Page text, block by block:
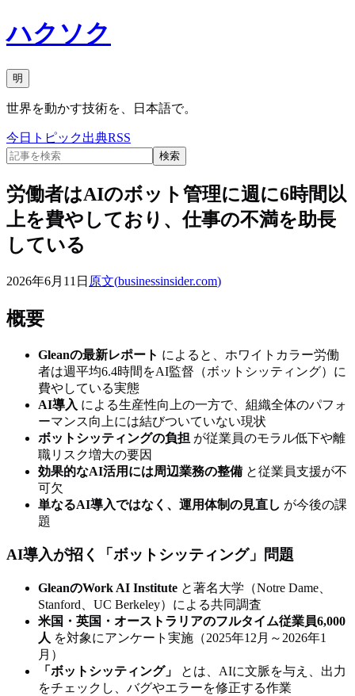
ハクソク
明
世界を動かす技術を、日本語で。
今日 トピック出典RSS
検索
労働者はAIのボット管理に週に6時間以
上を費やしており、仕事の不満を助長
している
2026年6月11日 原文(businessinsider.com)
概要
Gleanの最新レポート によると、ホワイトカラー労働
者は週平均6.4時間をAI監督（ボットシッティング）に
費やしている実態
AI導入 による生産性向上の一方で、組織全体のパフォ
ーマンス向上には結びついていない現状
ボットシッティングの負担 が従業員のモラル低下や離
職リスク増大の要因
効果的なAI活用には周辺業務の整備 と従業員支援が不
可欠
単なるAI導入ではなく、運用体制の見直し が今後の課
題
AI導入が招く「ボットシッティング」問題
GleanのWork AI Institute と著名大学（Notre Dame、
Stanford、UC Berkeley）による共同調査
米国・英国・オーストラリアのフルタイム従業員6,000
人 を対象にアンケート実施（2025年12月～2026年1
月）
「ボットシッティング」
とは、AIに文脈を与え、出力
をチェックし、バグやエラーを修正する作業